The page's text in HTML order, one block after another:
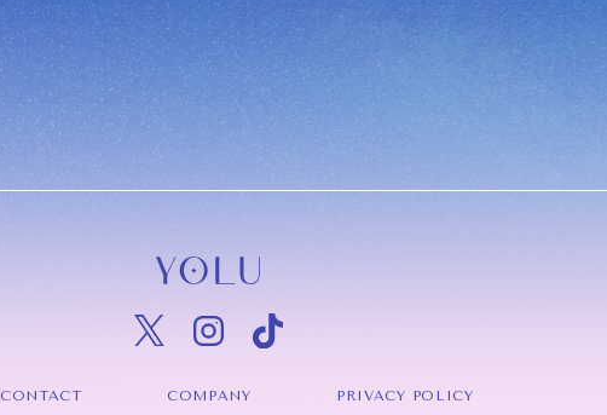
CONTACT COMPANY PRIVACY POLICY